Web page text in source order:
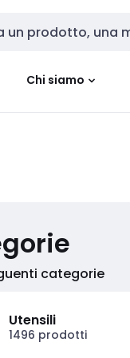
Chi siamo
categorie
Utensili
1496 prodotti